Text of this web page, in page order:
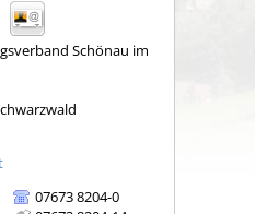
Schönau im
07673 8204-0